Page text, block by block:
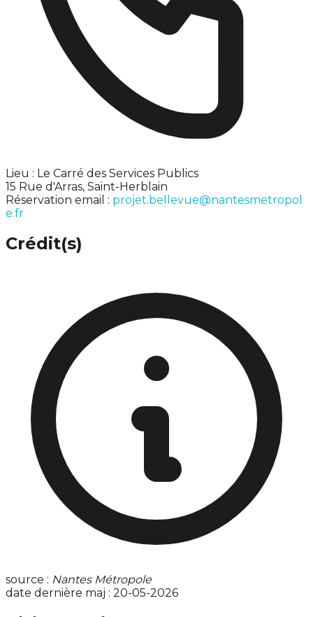
Lieu : Le Carré des Services Publics
15 Rue d'Arras, Saint-Herblain
Réservation email : projet.bellevue@nantesmetropol
e.fr
Crédit(s)
source : Nantes Métropole
date dernière maj : 20-05-2026